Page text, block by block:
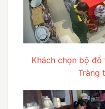
Khách chọn bộ đồ
Tràng